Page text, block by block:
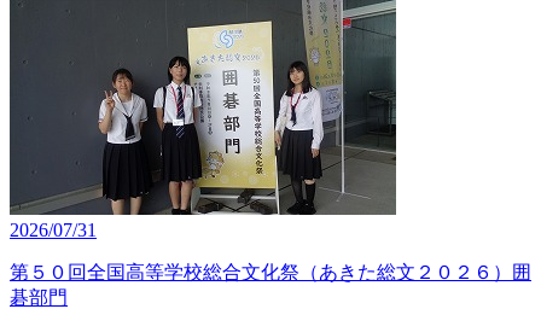
2026/07/31
第５０回全国高等学校総合文化祭（あきた総文２０２６）囲
碁部門